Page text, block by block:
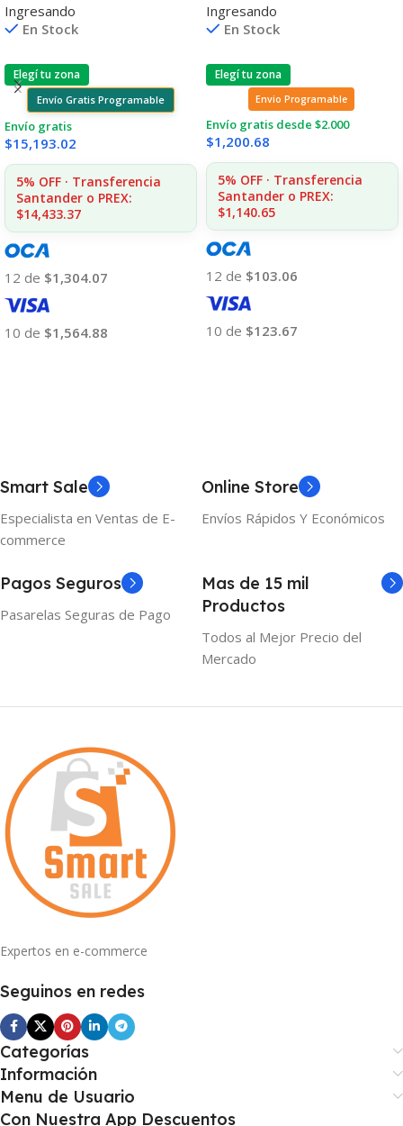
2020/2025/2030/2320
2.800 CPS CP
Ingresando
En Stock
Elegí tu zona
Envío Gratis Programable
Envío gratis
$15,193.02
5% OFF · Transferencia
Santander o PREX:
$14,433.37
12 de $1,304.07
10 de $1,564.88
1000/1001/1020/1200 (B)
Ingresando
En Stock
Elegí tu zona
Envio Programable
Envío gratis desde $2.000
$1,200.68
5% OFF · Transferencia
Santander o PREX:
$1,140.65
12 de $103.06
10 de $123.67
Smart Sale
Especialista en Ventas de E-
commerce
Online Store
Envíos Rápidos Y Económicos
Pagos Seguros
Pasarelas Seguras de Pago
Mas de 15 mil
Productos
Todos al Mejor Precio del
Mercado
Expertos en e-commerce
Seguinos en redes
Categorías
Información
Menu de Usuario
Con Nuestra App Descuentos